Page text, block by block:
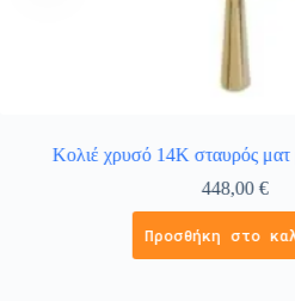
Κολιέ χρυσό 14Κ σταυρός ματ
448,00€
Προσθήκη στο